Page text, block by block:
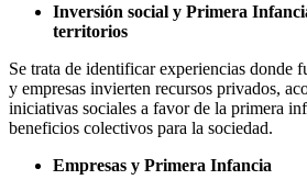
Inversión social y Primera
territorios
Se trata de identificar experiencias donde
y empresas invierten recursos privados,
iniciativas sociales a favor de la primera
beneficios colectivos para la sociedad.
Empresas y Primera Infancia